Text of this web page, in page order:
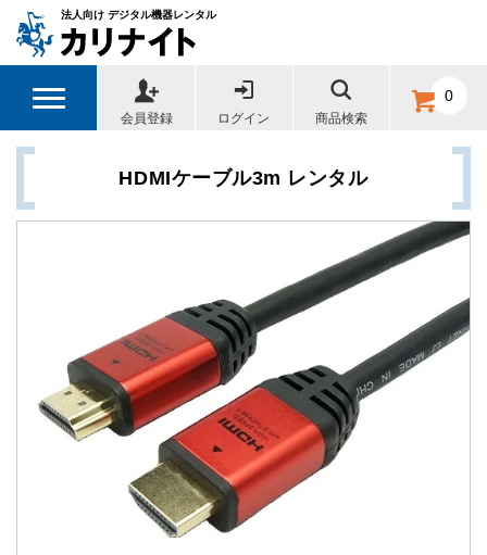
法人向け デジタル機器レンタル
会員登録 ログイン 商品検索
0
HDMIケーブル3m レンタル